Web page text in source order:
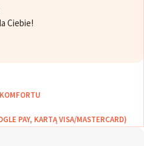
Ciebie!
PAY, KARTĄ VISA/MASTERCARD)